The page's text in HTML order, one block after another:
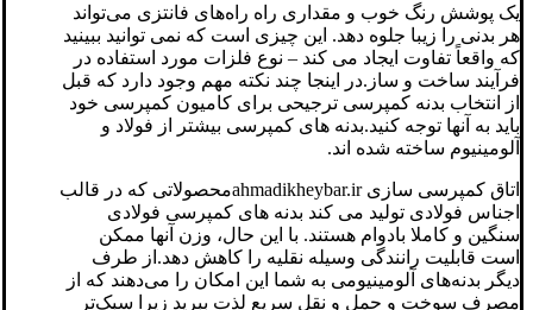
یک پوشش رنگ خوب و مقداری راه راه‌های فانتزی می‌تواند
هر بدنی را زیبا جلوه دهد. این چیزی است که نمی توانید ببینید
که واقعاً تفاوت ایجاد می کند – نوع فلزات مورد استفاده در
فرآیند ساخت و ساز.در اینجا چند نکته مهم وجود دارد که قبل
از انتخاب بدنه کمپرسی ترجیحی برای کامیون کمپرسی خود
باید به آنها توجه کنید.بدنه های کمپرسی بیشتر از فولاد و
آلومینیوم ساخته شده اند.
اتاق کمپرسی سازی ahmadikheybar.irمحصولاتی که در قالب
اجناس فولادی تولید می کند بدنه های کمپرسی فولادی
سنگین و کاملا بادوام هستند. با این حال، وزن آنها ممکن
است قابلیت رانندگی وسیله نقلیه را کاهش دهد.از طرف
دیگر بدنه‌های آلومینیومی به شما این امکان را می‌دهند که از
مصرف سوخت و حمل و نقل سریع لذت ببرید زیرا سبک‌تر